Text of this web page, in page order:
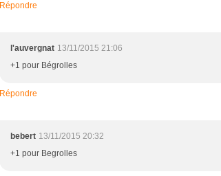
Répondre
l'auvergnat 13/11/2015 21:06
+1 pour Bégrolles
Répondre
bebert 13/11/2015 20:32
+1 pour Begrolles